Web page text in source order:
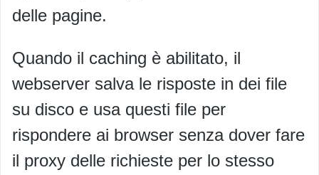
delle pagine.
Quando il caching è abilitato, il
webserver salva le risposte in dei file
su disco e usa questi file per
rispondere ai browser senza dover fare
il proxy delle richieste per lo stesso